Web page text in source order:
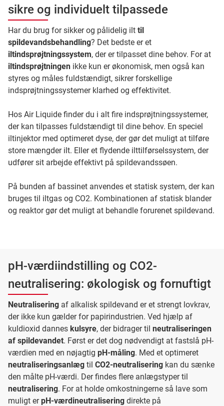
sikre og individuelt tilpassede
Har du brug for sikker og pålidelig ilt til
spildevandsbehandling? Det bedste er et
iltindsprøjtningssystem, der er tilpasset dine behov. For at
iltindsprøjtningen ikke kun er økonomisk, men også kan
styres og måles fuldstændigt, sikrer forskellige
indsprøjtningssystemer klarhed og effektivitet.
Hos Air Liquide finder du i alt fire indsprøjtningssystemer,
der kan tilpasses fuldstændigt til dine behov. En speciel
iltinjektor med optimeret dyse, der gør det muligt at tilføre
store mængder ilt. Eller et flydende ilttilførselssystem, der
udfører sit arbejde effektivt på spildevandssøen.
På bunden af bassinet anvendes et statisk system, der kan
bruges til iltgas og CO2. Kombinationen af statisk blander
og reaktor gør det muligt at behandle forurenet spildevand.
pH-værdiindstilling og CO2-
neutralisering: økologisk og fornuftigt
Neutralisering af alkalisk spildevand er et strengt lovkrav,
der ikke kun gælder for papirindustrien. Ved hjælp af
kuldioxid dannes kulsyre, der bidrager til neutraliseringen
af spildevandet. Først er det dog nødvendigt at fastslå pH-
værdien med en nøjagtig pH-måling. Med et optimeret
neutraliseringsanlæg til CO2-neutralisering kan du sænke
den målte pH-værdi. Der findes flere anlægstyper til
neutralisering. For at holde omkostningerne så lave som
muligt erpH-værdineutralisering direkte på